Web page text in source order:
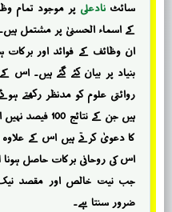
سائٹ نادعلی پر موجود تمام
کے اسماء الحسنیٰ پر مشتمل ہیں۔
ان وظائف کے فوائد اور برکات
بنیاد پر بیان کئے گئے ہیں۔
روائتی علوم کو مدنظر رکھتے
ہیں جن کے
کا دعویٰ کرتے ہیں اس کے علاوہ
اس کی روحانی برکات حاصل ہونا
جب نیت خالص اور مقصد نیک
ضرور سنتا ہے۔